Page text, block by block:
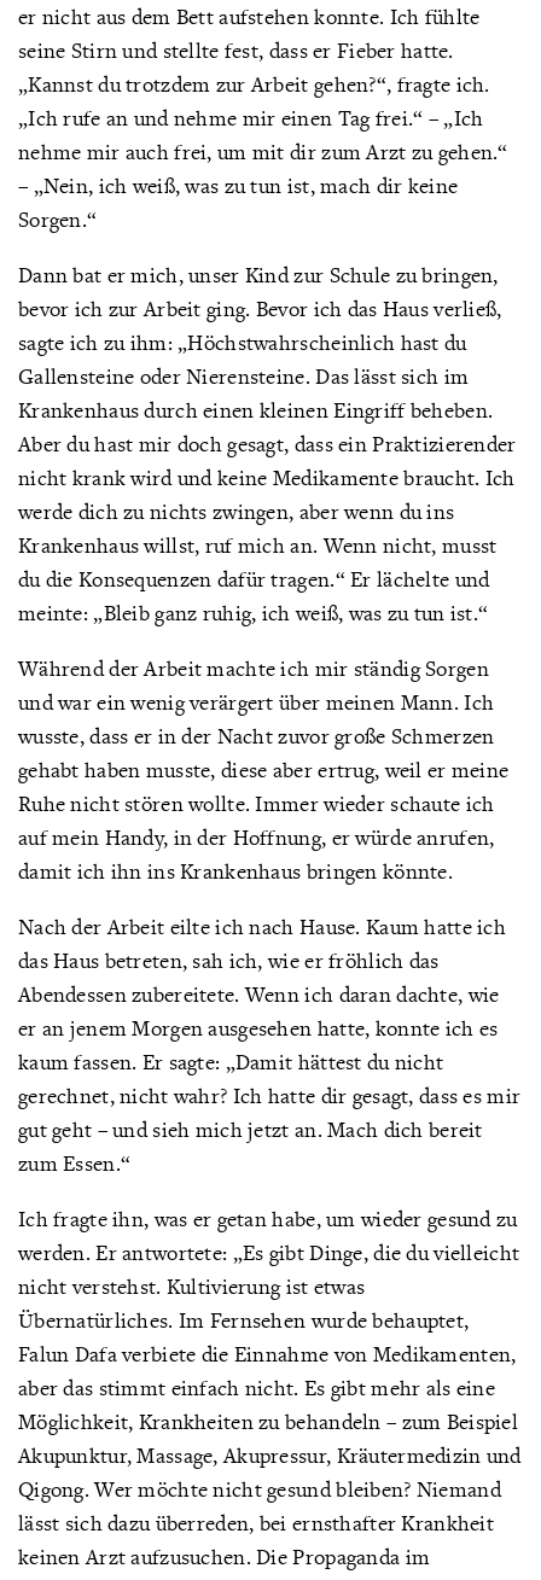
er nicht aus dem Bett aufstehen konnte. Ich fühlte
seine Stirn und stellte fest, dass er Fieber hatte.
„Kannst du trotzdem zur Arbeit gehen?“, fragte ich.
„Ich rufe an und nehme mir einen Tag frei.“ – „Ich
nehme mir auch frei, um mit dir zum Arzt zu gehen.“
– „Nein, ich weiß, was zu tun ist, mach dir keine
Sorgen.“
Dann bat er mich, unser Kind zur Schule zu bringen,
bevor ich zur Arbeit ging. Bevor ich das Haus verließ,
sagte ich zu ihm: „Höchstwahrscheinlich hast du
Gallensteine oder Nierensteine. Das lässt sich im
Krankenhaus durch einen kleinen Eingriff beheben.
Aber du hast mir doch gesagt, dass ein Praktizierender
nicht krank wird und keine Medikamente braucht. Ich
werde dich zu nichts zwingen, aber wenn du ins
Krankenhaus willst, ruf mich an. Wenn nicht, musst
du die Konsequenzen dafür tragen.“ Er lächelte und
meinte: „Bleib ganz ruhig, ich weiß, was zu tun ist.“
Während der Arbeit machte ich mir ständig Sorgen
und war ein wenig verärgert über meinen Mann. Ich
wusste, dass er in der Nacht zuvor große Schmerzen
gehabt haben musste, diese aber ertrug, weil er meine
Ruhe nicht stören wollte. Immer wieder schaute ich
auf mein Handy, in der Hoffnung, er würde anrufen,
damit ich ihn ins Krankenhaus bringen könnte.
Nach der Arbeit eilte ich nach Hause. Kaum hatte ich
das Haus betreten, sah ich, wie er fröhlich das
Abendessen zubereitete. Wenn ich daran dachte, wie
er an jenem Morgen ausgesehen hatte, konnte ich es
kaum fassen. Er sagte: „Damit hättest du nicht
gerechnet, nicht wahr? Ich hatte dir gesagt, dass es mir
gut geht – und sieh mich jetzt an. Mach dich bereit
zum Essen.“
Ich fragte ihn, was er getan habe, um wieder gesund zu
werden. Er antwortete: „Es gibt Dinge, die du vielleicht
nicht verstehst. Kultivierung ist etwas
Übernatürliches. Im Fernsehen wurde behauptet,
Falun Dafa verbiete die Einnahme von Medikamenten,
aber das stimmt einfach nicht. Es gibt mehr als eine
Möglichkeit, Krankheiten zu behandeln – zum Beispiel
Akupunktur, Massage, Akupressur, Kräutermedizin und
Qigong. Wer möchte nicht gesund bleiben? Niemand
lässt sich dazu überreden, bei ernsthafter Krankheit
keinen Arzt aufzusuchen. Die Propaganda im